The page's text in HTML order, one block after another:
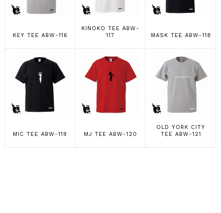
KEY TEE ABW-116
KINOKO TEE ABW-
117
MASK TEE ABW-118
MIC TEE ABW-119 MJ TEE ABW-120
OLD YORK CITY
TEE ABW-121